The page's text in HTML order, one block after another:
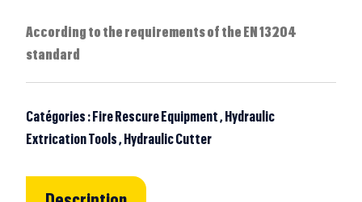
According to the requirements of the EN 13204
standard
Catégories : Fire Rescure Equipment, Hydraulic
Extrication Tools, Hydraulic Cutter